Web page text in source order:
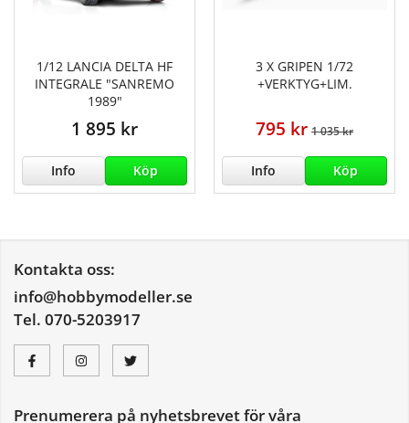
1/12 LANCIA DELTA HF
INTEGRALE "SANREMO
1989"
1 895 kr
Info Köp
3 X GRIPEN 1/72
+VERKTYG+LIM.
795 kr 1 035 kr
Info Köp
Kontakta oss:
info@hobbymodeller.se
Tel. 070-5203917
Prenumerera på nyhetsbrevet för våra